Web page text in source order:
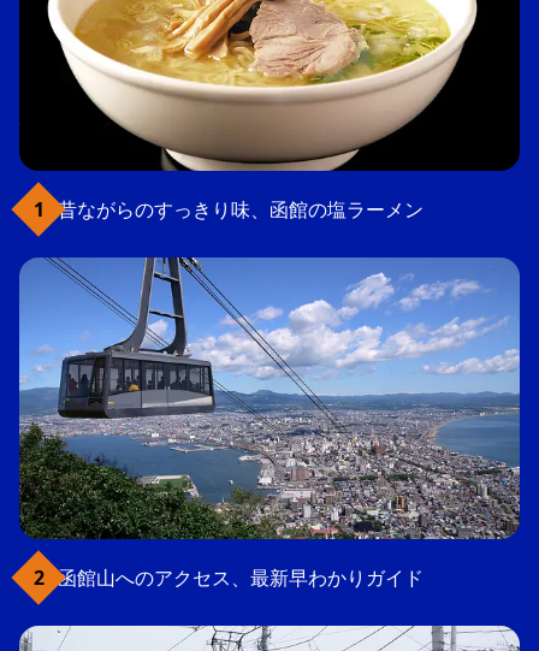
昔ながらのすっきり味、函館の塩ラーメン
函館山へのアクセス、最新早わかりガイド